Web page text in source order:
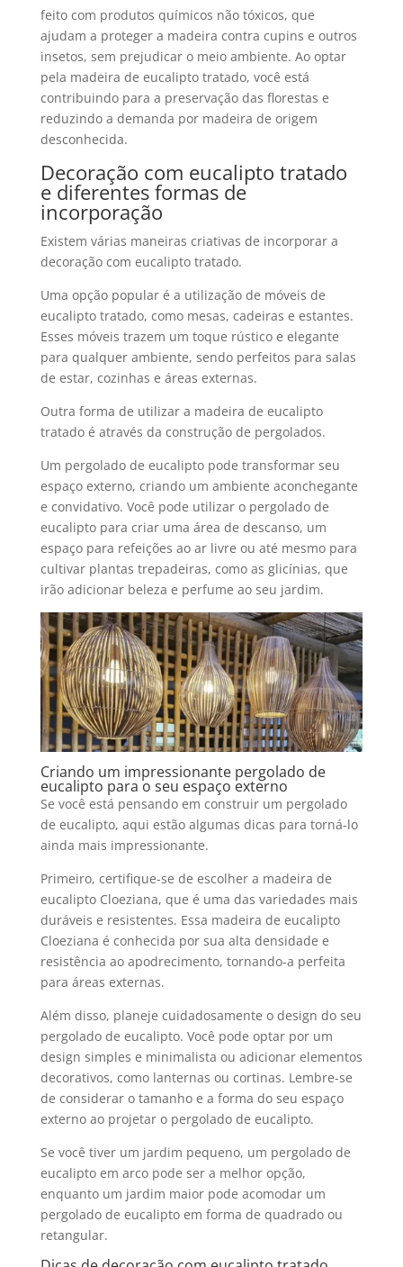
feito com produtos químicos não tóxicos, que
ajudam a proteger a madeira contra cupins e outros
insetos, sem prejudicar o meio ambiente. Ao optar
pela madeira de eucalipto tratado, você está
contribuindo para a preservação das florestas e
reduzindo a demanda por madeira de origem
desconhecida.
Decoração com eucalipto tratado
e diferentes formas de
incorporação
Existem várias maneiras criativas de incorporar a
decoração com eucalipto tratado.
Uma opção popular é a utilização de móveis de
eucalipto tratado, como mesas, cadeiras e estantes.
Esses móveis trazem um toque rústico e elegante
para qualquer ambiente, sendo perfeitos para salas
de estar, cozinhas e áreas externas.
Outra forma de utilizar a madeira de eucalipto
tratadoé através da construção de pergolados.
Um pergolado de eucaliptopode transformar seu
espaço externo, criando um ambiente aconchegante
e convidativo. Você pode utilizar o pergolado de
eucaliptopara criar uma área de descanso, um
espaço para refeições ao ar livre ou até mesmo para
cultivar plantas trepadeiras, como as glicínias, que
irão adicionar beleza e perfume ao seu jardim.
Criando um impressionante pergolado de
eucalipto para o seu espaço externo
Se você está pensando em construir um pergolado
de eucalipto, aqui estão algumas dicas para torná-lo
ainda mais impressionante.
Primeiro, certifique-se de escolher a madeira de
eucalipto Cloeziana, que é uma das variedades mais
duráveis e resistentes. Essa madeira de eucalipto
Cloeziana é conhecida por sua alta densidade e
resistência ao apodrecimento, tornando-a perfeita
para áreas externas.
Além disso, planeje cuidadosamente o design do seu
pergolado de eucalipto. Você pode optar por um
design simples e minimalista ou adicionar elementos
decorativos, como lanternas ou cortinas. Lembre-se
de considerar o tamanho e a forma do seu espaço
externo ao projetar o pergolado de eucalipto.
Se você tiver um jardim pequeno, um pergolado de
eucaliptoem arco pode ser a melhor opção,
enquanto um jardim maior pode acomodar um
pergolado de eucaliptoem forma de quadrado ou
retangular.